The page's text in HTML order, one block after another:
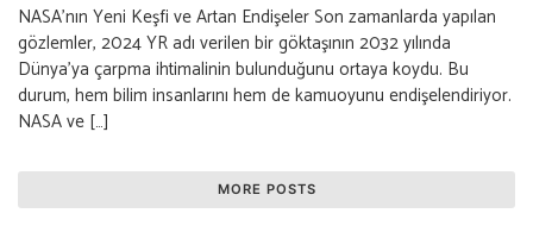
NASA’nın Yeni Keşfi ve Artan Endişeler Son zamanlarda yapılan
gözlemler, 2024 YR adı verilen bir göktaşının 2032 yılında
Dünya’ya çarpma ihtimalinin bulunduğunu ortaya koydu. Bu
durum, hem bilim insanlarını hem de kamuoyunu endişelendiriyor.
NASA ve […]
MORE POSTS